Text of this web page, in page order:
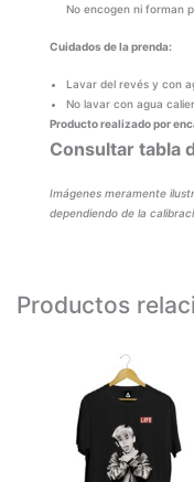
No encogen ni forman
Cuidados de la prenda:
Lavar del revés y con
No lavar con agua
Producto realizado por
Consultar tabla
Imágenes meramente
dependiendo de la
Productos